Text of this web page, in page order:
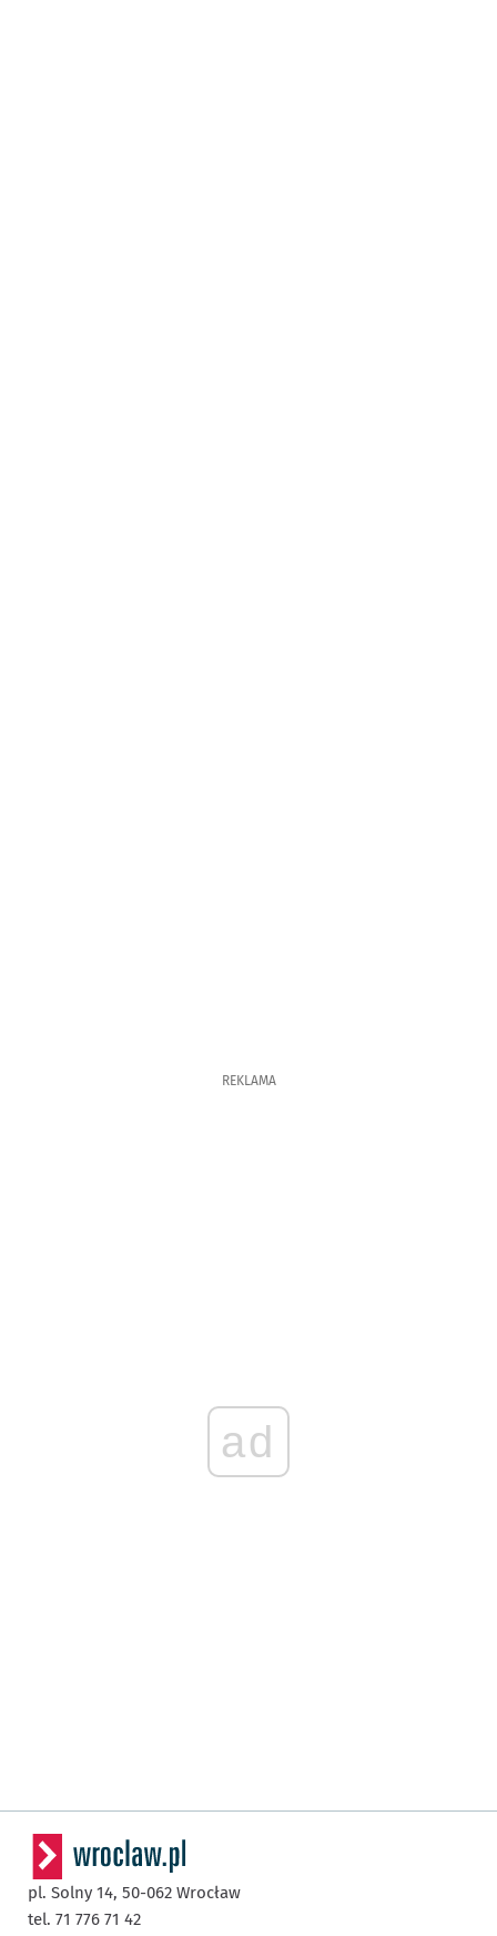
REKLAMA
ad
pl. Solny 14, 50-062 Wrocław
tel. 71 776 71 42